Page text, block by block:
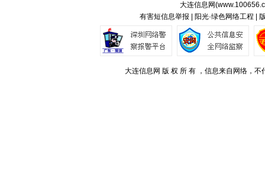
大连信息网(
有害短信息举报 | 阳光·绿色网络工程 |
大连信息网 版 权 所 有 ，信息来自网络，